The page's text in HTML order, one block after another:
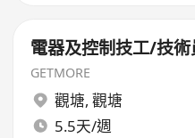
電器及控制技工/技
GETMORE
觀塘, 觀塘
5.5天/週